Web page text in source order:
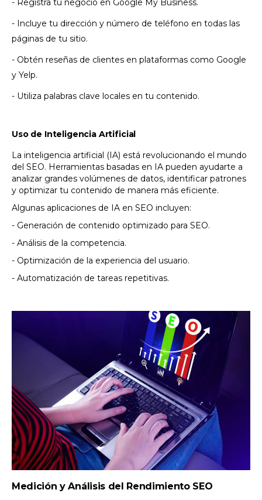
- Registra tu negocio en Google My Business.
- Incluye tu dirección y número de teléfono en todas las
páginas de tu sitio.
- Obtén reseñas de clientes en plataformas como Google
y Yelp.
- Utiliza palabras clave locales en tu contenido.
Uso de Inteligencia Artificial
La inteligencia artificial (IA) está revolucionando el mundo
del SEO. Herramientas basadas en IA pueden ayudarte a
analizar grandes volúmenes de datos, identificar patrones
y optimizar tu contenido de manera más eficiente.
Algunas aplicaciones de IA en SEO incluyen:
- Generación de contenido optimizado para SEO.
- Análisis de la competencia.
- Optimización de la experiencia del usuario.
- Automatización de tareas repetitivas.
Medición y Análisis del Rendimiento SEO